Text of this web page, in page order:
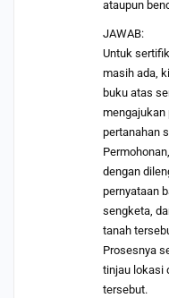
ataupun
JAWAB:
Untuk
masih ada,
buku atas
mengajukan
pertanahan
dengan
pernyataan
sengketa,
tanah
Prosesnya
tinjau lokasi
tersebut.